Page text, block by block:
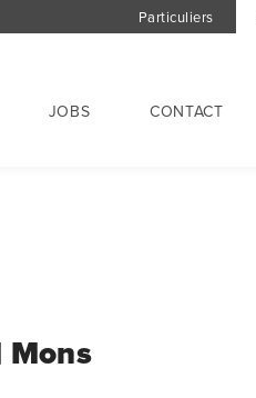
Particuliers
JOBS CONTACT
Mons